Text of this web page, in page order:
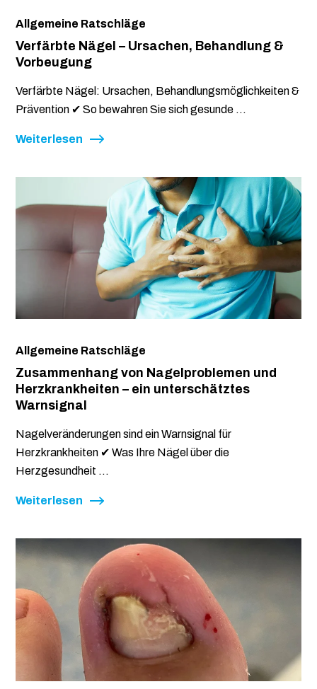
Allgemeine Ratschläge
Verfärbte Nägel – Ursachen, Behandlung &
Vorbeugung
Verfärbte Nägel: Ursachen, Behandlungsmöglichkeiten &
Prävention ✔ So bewahren Sie sich gesunde ...
Weiterlesen
Allgemeine Ratschläge
Zusammenhang von Nagelproblemen und
Herzkrankheiten – ein unterschätztes
Warnsignal
Nagelveränderungen sind ein Warnsignal für
Herzkrankheiten ✔ Was Ihre Nägel über die
Herzgesundheit ...
Weiterlesen